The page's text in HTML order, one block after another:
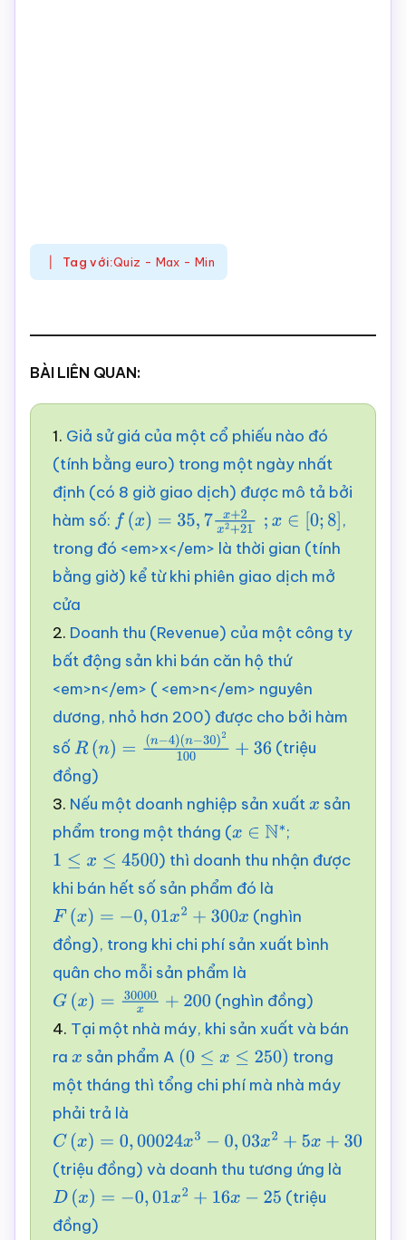
Tag với:Quiz - Max - Min
BÀI LIÊN QUAN:
1. Giả sử giá của một cổ phiếu nào đó
(tính bằng euro) trong một ngày nhất
định (có 8 giờ giao dịch) được mô tả bởi
hàm số: f( x)= 35 ,7x+ 2x2+21 x∈ [0 ;8]
,
trong đó <em>x</em> là thời gian (tính
bằng giờ) kể từ khi phiên giao dịch mở
cửa
2. Doanh thu (Revenue) của một công ty
bất động sản khi bán căn hộ thứ
<em>n</em> ( <em>n</em> nguyên
dương, nhỏ hơn 200) được cho bởi hàm
số R(n)= (n −4)
(n−
(triệu
đồng)
3. Nếu một doanh nghiệp sản xuấtx sản
phẩm trong một tháng (x∈N ∗ ;
1≤ x≤ 4500
) thì doanh thu nhận được
khi bán hết số sản phẩm đó là
F( x)= −0 ,01x 2+300x
(nghìn
đồng), trong khi chi phí sản xuất bình
quân cho mỗi sản phẩm là
G(x)= 30000x +200 (nghìn đồng)
4. Tại một nhà máy, khi sản xuất và bán
ra x sản phẩm A (0 ≤x ≤250 )
trong
một tháng thì tổng chi phí mà nhà máy
phải trả là
C( x)= 0, 00024x3−0 ,03x 2+5x +30
(triệu đồng) và doanh thu tương ứng là
D( x)= −0 ,01x2+16x −25
(triệu
đồng)